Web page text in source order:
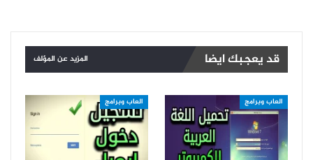
قد يعجبك ايضا المزيد عن المؤلف
العاب وبرامج العاب وبرامج